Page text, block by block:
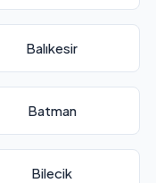
Balıkesir
Batman
Bilecik